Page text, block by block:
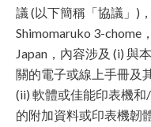
議 (以下簡稱「協議」)
Shimomaruko 3-chome
Japan，內容涉及 (i) 與
關的電子或線上手冊及
(ii) 軟體或佳能印表機
的附加資料或印表機韌